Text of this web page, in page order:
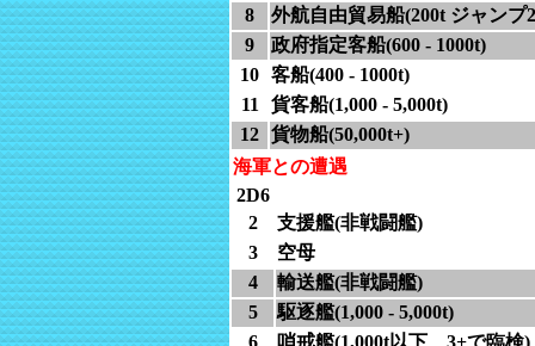
8
外航自由貿易船(200t ジャンプ
9
政府指定客船(600 - 1000t)
10 客船(400 - 1000t)
11
貨客船(1,000 - 5,000t)
12 貨物船(50,000t+)
海軍との遭遇
2D6
2
支援艦(非戦闘艦)
3
空母
4
輸送艦(非戦闘艦)
5
駆逐艦(1,000 - 5,000t)
6
哨戒艦(1,000t以下 3+で臨検)